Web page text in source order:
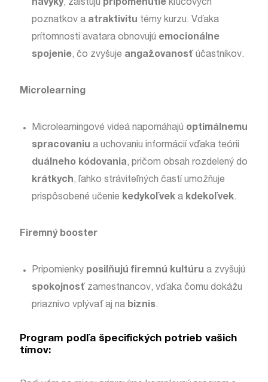
návyky, zaisťujú pripomenutiekľúčových
poznatkov a atraktivitu témy kurzu. Vďaka
prítomnosti avatara obnovujú emocionálne
spojenie, čo zvyšuje angažovanosť účastníkov.
Microlearning
Microlearningové videá napomáhajú optimálnemu
spracovaniu a uchovaniu informácií vďaka teórii
duálneho kódovania, pričom obsah rozdelený do
krátkych, ľahko stráviteľných častí umožňuje
prispôsobené učenie kedykoľveka kdekoľvek.
Firemný booster
Pripomienky posilňujú firemnú kultúru a zvyšujú
spokojnosť zamestnancov, vďaka čomu dokážu
priaznivo vplývať aj na biznis.
Program podľa špecifických potrieb vašich
tímov: